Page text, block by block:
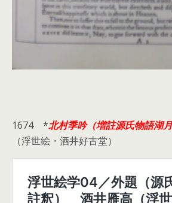
1674 *北村季吟（増註源氏物語湖
（浮世絵・酒井好古堂）